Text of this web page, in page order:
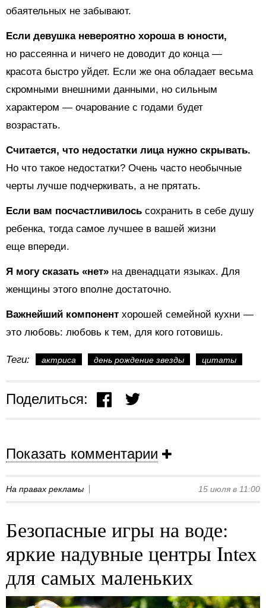
обаятельных не забывают.
Если девушка невероятно хороша в юности,
но рассеянна и ничего не доводит до конца —
красота быстро уйдет. Если же она обладает весьма
скромными внешними данными, но сильным
характером — очарование с годами будет
возрастать.
Считается, что недостатки лица нужно скрывать.
Но что такое недостатки? Очень часто необычные
черты лучше подчеркивать, а не прятать.
Если вам посчастливилось сохранить в себе душу
ребенка, тогда самое лучшее в вашей жизни
еще впереди.
Я могу сказать «нет» на двенадцати языках. Для
женщины этого вполне достаточно.
Важнейший компонент хорошей семейной кухни —
это любовь: любовь к тем, для кого готовишь.
Теги: актриса день рождение звезды цитаты
Поделиться:
Показать комментарии
На правах рекламы 15 июля в 11:00
Безопасные игры на воде:
яркие надувные центры Intex
для самых маленьких